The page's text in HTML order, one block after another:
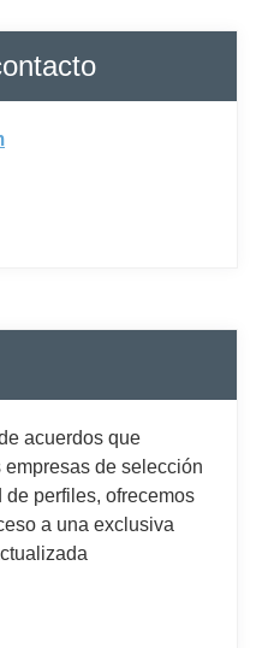
acuerdos que
de selección
perfiles, ofrecemos
a una exclusiva